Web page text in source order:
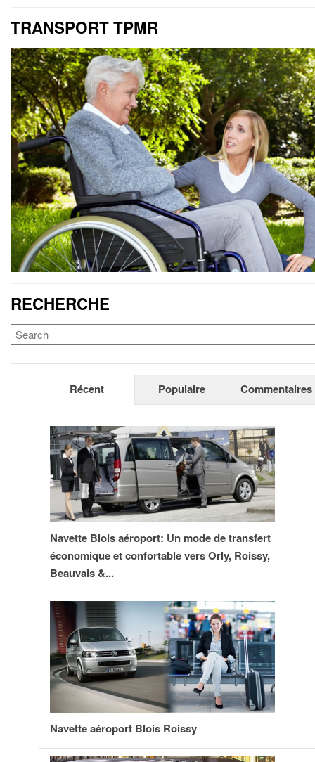
TRANSPORT TPMR
RECHERCHE
Récent Populaire Commentaires
Navette Blois aéroport: Un mode de transfert
économique et confortable vers Orly, Roissy,
Beauvais &...
Navette aéroport Blois Roissy